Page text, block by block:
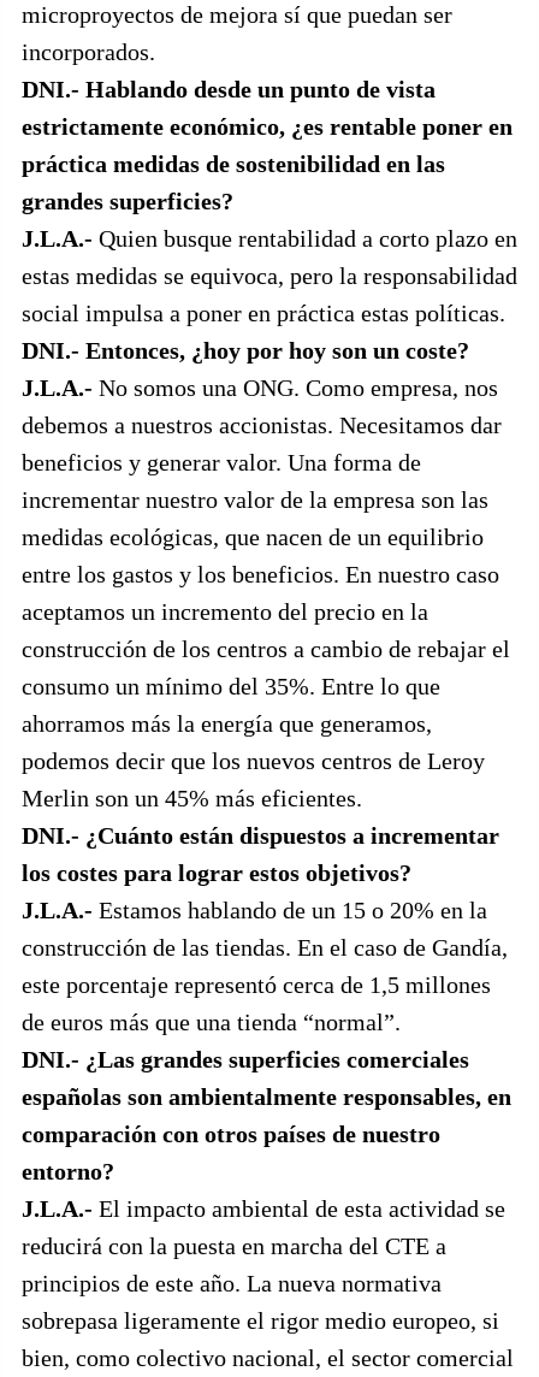
microproyectos de mejora sí que puedan ser
incorporados.
DNI.- Hablando desde un punto de vista
estrictamente económico, ¿es rentable poner en
práctica medidas de sostenibilidad en las
grandes superficies?
J.L.A.- Quien busque rentabilidad a corto plazo en
estas medidas se equivoca, pero la responsabilidad
social impulsa a poner en práctica estas políticas.
DNI.- Entonces, ¿hoy por hoy son un coste?
J.L.A.- No somos una ONG. Como empresa, nos
debemos a nuestros accionistas. Necesitamos dar
beneficios y generar valor. Una forma de
incrementar nuestro valor de la empresa son las
medidas ecológicas, que nacen de un equilibrio
entre los gastos y los beneficios. En nuestro caso
aceptamos un incremento del precio en la
construcción de los centros a cambio de rebajar el
consumo un mínimo del 35%. Entre lo que
ahorramos más la energía que generamos,
podemos decir que los nuevos centros de Leroy
Merlin son un 45% más eficientes.
DNI.- ¿Cuánto están dispuestos a incrementar
los costes para lograr estos objetivos?
J.L.A.- Estamos hablando de un 15 o 20% en la
construcción de las tiendas. En el caso de Gandía,
este porcentaje representó cerca de 1,5 millones
de euros más que una tienda “normal”.
DNI.- ¿Las grandes superficies comerciales
españolas son ambientalmente responsables, en
comparación con otros países de nuestro
entorno?
J.L.A.- El impacto ambiental de esta actividad se
reducirá con la puesta en marcha del CTE a
principios de este año. La nueva normativa
sobrepasa ligeramente el rigor medio europeo, si
bien, como colectivo nacional, el sector comercial